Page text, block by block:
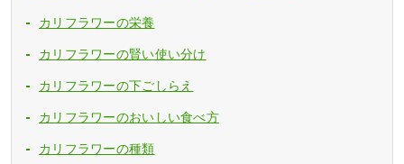
カリフラワーの栄養
カリフラワーの賢い使い分け
カリフラワーの下ごしらえ
カリフラワーのおいしい食べ方
カリフラワーの種類